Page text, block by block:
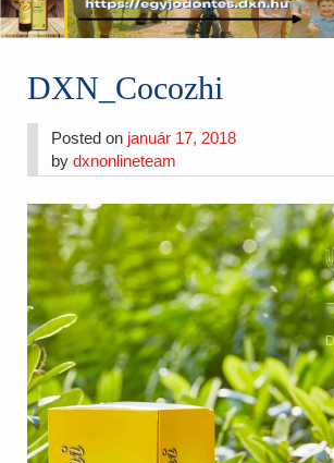
DXN_Cocozhi
Posted on január 17, 2018
bydxnonlineteam